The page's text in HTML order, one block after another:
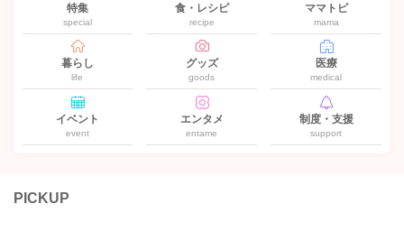
特集
special
食・レシピ
recipe
ママトピ
mama
暮らし
life
グッズ
goods
医療
medical
イベント
event
エンタメ
entame
制度・支援
support
PICKUP